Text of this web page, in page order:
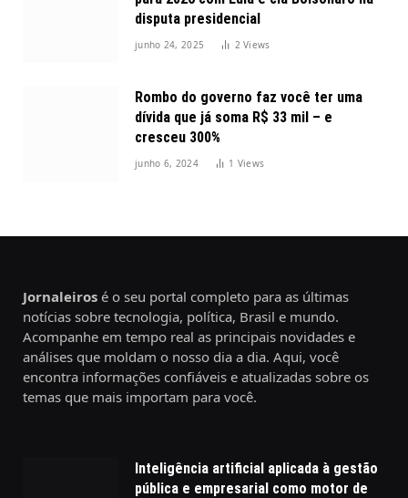
disputa presidencial
junho 24, 2025 2Views
Rombo do governo faz você ter uma
dívida que já soma R$ 33 mil – e
cresceu 300%
junho 6, 2024 1 Views
Jornaleiros é o seu portal completo para as últimas
notícias sobre tecnologia, política, Brasil e mundo.
Acompanhe em tempo real as principais novidades e
análises que moldam o nosso dia a dia. Aqui, você
encontra informações confiáveis e atualizadas sobre os
temas que mais importam para você.
Inteligência artificial aplicada à gestão
pública e empresarial como motor de